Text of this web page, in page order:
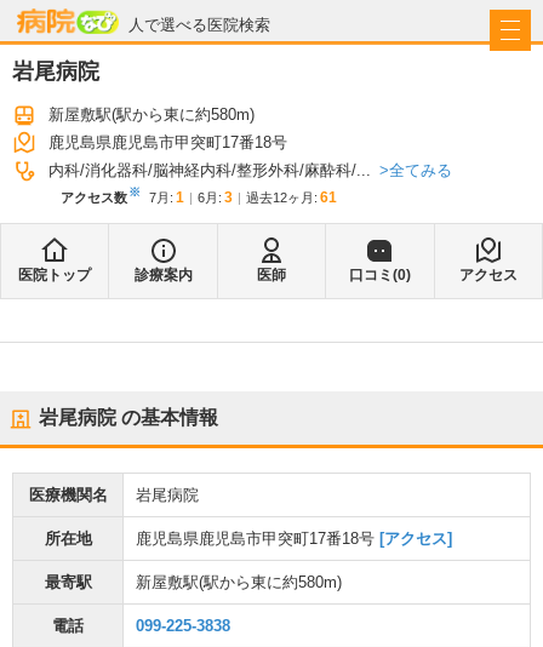
人で選べる医院検索
病院なび
岩尾病院
新屋敷駅(駅から東に約580m)
鹿児島県鹿児島市甲突町17番18号
内科 消化器科 脳神経内科 整形外科 麻酔科 ... 全てみる
アクセス数※ 7月 : 1 6月 : 3 過去12ヶ月: 61
医院トップ 診療案内 医師 口コミ(0) アクセス
岩尾病院の基本情報
医療機関名 岩尾病院
所在地 鹿児島県鹿児島市甲突町17番18号 [アクセス]
最寄駅 新屋敷駅(駅から東に約580m)
電話 099-225-3838